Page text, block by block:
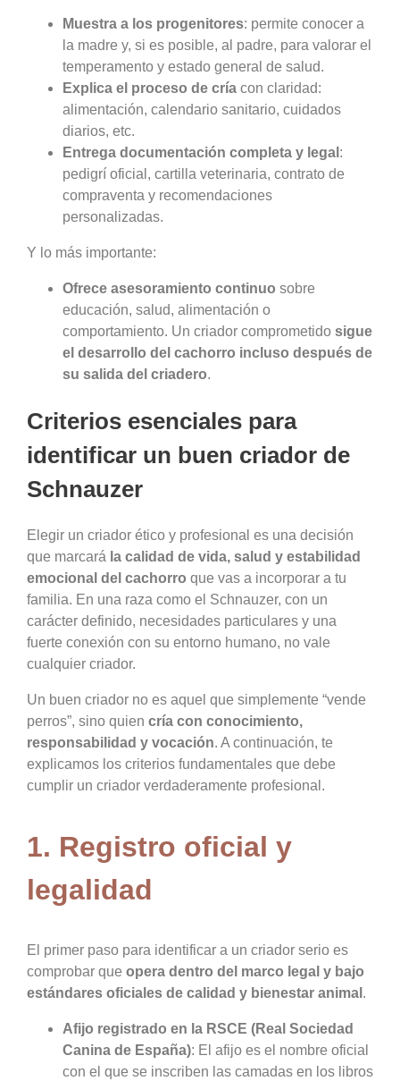
Muestra a los progenitores: permite conocer a
la madre y, si es posible, al padre, para valorar el
temperamento y estado general de salud.
Explica el proceso de críacon claridad:
alimentación, calendario sanitario, cuidados
diarios, etc.
Entrega documentación completa y legal :
pedigrí oficial, cartilla veterinaria, contrato de
compraventa y recomendaciones
personalizadas.
Y lo más importante:
Ofrece asesoramiento continuo sobre
educación, salud, alimentación o
comportamiento. Un criador comprometido sigue
el desarrollo del cachorro incluso después de
su salida del criadero.
Criterios esenciales para
identificar un buen criador de
Schnauzer
Elegir un criador ético y profesional es una decisión
que marcará la calidad de vida, salud y estabilidad
emocional del cachorro que vas a incorporar a tu
familia. En una raza como el Schnauzer, con un
carácter definido, necesidades particulares y una
fuerte conexión con su entorno humano, no vale
cualquier criador.
Un buen criador no es aquel que simplemente “vende
perros”, sino quien cría con conocimiento,
responsabilidad y vocación. A continuación, te
explicamos los criterios fundamentales que debe
cumplir un criador verdaderamente profesional.
1. Registro oficial y
legalidad
El primer paso para identificar a un criador serio es
comprobar que opera dentro del marco legal y bajo
estándares oficiales de calidad y bienestar animal .
Afijo registrado en la RSCE (Real Sociedad
Canina de España): El afijo es el nombre oficial
con el que se inscriben las camadas en los libros